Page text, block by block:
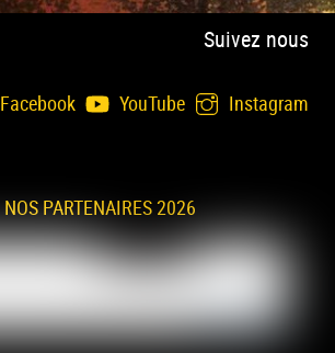
Suivez nous
Facebook YouTube Instagram
NOS PARTENAIRES 2026